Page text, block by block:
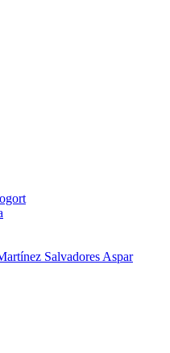
Salvadores Aspar